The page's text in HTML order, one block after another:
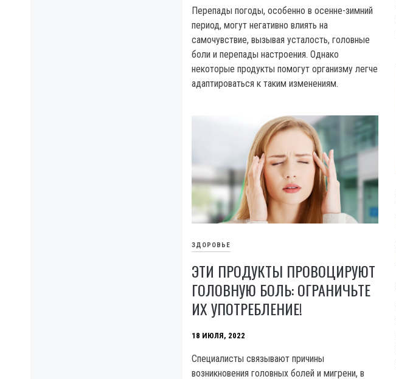
Перепады погоды, особенно в осенне-зимний
период, могут негативно влиять на
самочувствие, вызывая усталость, головные
боли и перепады настроения. Однако
некоторые продукты помогут организму легче
адаптироваться к таким изменениям.
ЗДОРОВЬЕ
ЭТИ ПРОДУКТЫ ПРОВОЦИРУЮТ
ГОЛОВНУЮ БОЛЬ: ОГРАНИЧЬТЕ
ИХ УПОТРЕБЛЕНИЕ!
18 ИЮЛЯ, 2022
Специалисты связывают причины
возникновения головных болей и мигрени, в